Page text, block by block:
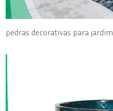
pedras decorativas para jardim